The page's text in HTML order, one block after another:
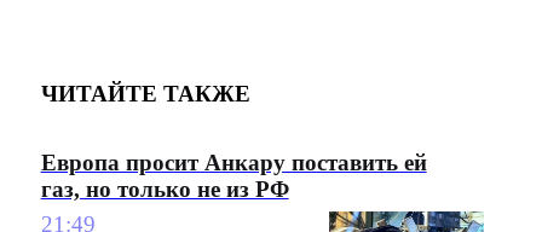
ЧИТАЙТЕ ТАКЖЕ
Европа просит Анкару поставить ей
газ, но только не из РФ
21:49